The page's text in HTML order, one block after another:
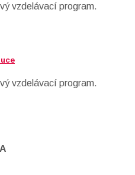
vzdelávací program.
vzdelávací program.